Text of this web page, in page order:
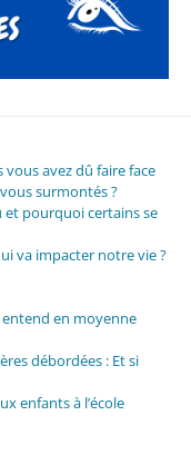
avez dû faire face
surmontés ?
et pourquoi certains se
va impacter notre vie ?
entend en moyenne
débordées : Et si
enfants à l’école